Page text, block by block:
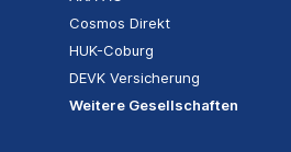
Cosmos Direkt
HUK-Coburg
DEVK Versicherung
Weitere Gesellschaften